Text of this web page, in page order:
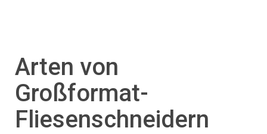
Arten von
Großformat-
Fliesenschneidern